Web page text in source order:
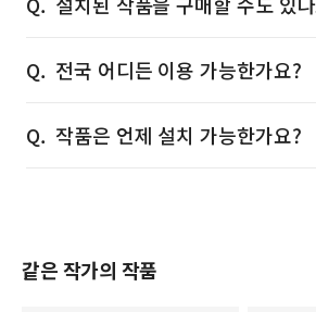
전국 어디든 이용 가능한가요?
작품은 언제 설치 가능한가요?
같은 작가의 작품